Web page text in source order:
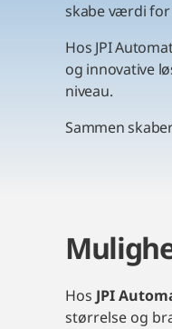
skabe værdi
Hos JPI
og innovative
niveau.
Sammen
Hos JPI
størrelse og